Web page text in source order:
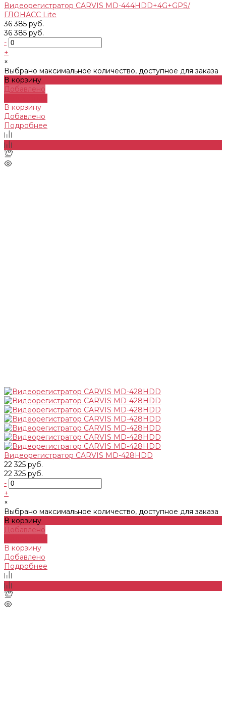
Видеорегистратор CARVIS MD-444HDD+4G+GPS/
ГЛОНАСС Lite
36 385 руб.
36 385 руб.
-
+
×
Выбрано максимальное количество, доступное для заказа
В корзину
Добавлено
В корзину
Добавлено
Подробнее
Видеорегистратор CARVIS MD-428HDD
22 325 руб.
22 325 руб.
-
+
×
Выбрано максимальное количество, доступное для заказа
В корзину
Добавлено
В корзину
Добавлено
Подробнее